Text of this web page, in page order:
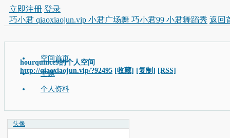
立即注册 登录
巧小君 qiaoxiaojun.vip 小君广场舞 巧小君99 小君舞蹈秀 返回
hourquince9的个人空间
http://qiaoxiaojun.vip/?92495 [收藏] [复制] [RSS]
空间首页
主题
个人资料
头像